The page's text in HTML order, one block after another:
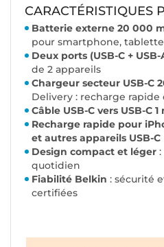
CARACTÉRISTIQUES
Batterie externe 20 000
pour smartphone,
Deux ports (USB-C + USB-
de 2 appareils
Chargeur secteur USB-C
Delivery : recharge rapide
Câble USB-C vers USB-C 1
Recharge rapide pour
et autres appareils USB-C
Design compact et léger
quotidien
Fiabilité Belkin : sécurité
certifiées